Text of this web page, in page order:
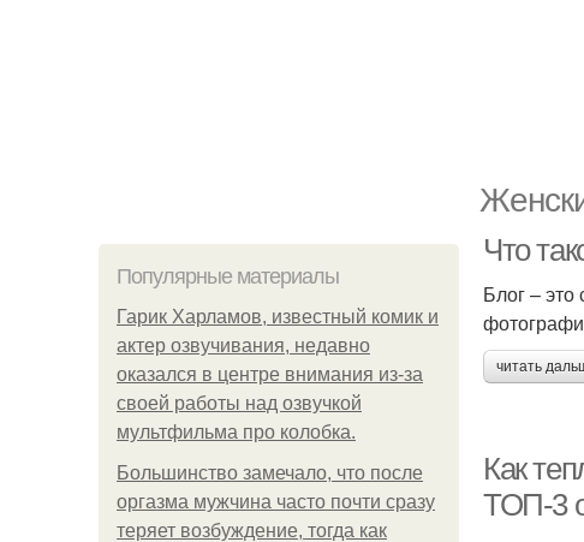
Популярные материалы
Гарик Харламов, известный комик и
актер озвучивания, недавно
оказался в центре внимания из-за
своей работы над озвучкой
мультфильма про колобка.
Большинство замечало, что после
оргазма мужчина часто почти сразу
теряет возбуждение, тогда как
Что
Блог –
читать
Как
ТОП-3